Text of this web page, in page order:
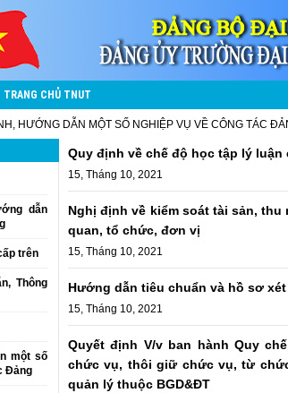
TRANG CHỦ TNUT
HƯỚNG DẪN MỘT SỐ NGHIỆP VỤ VỀ CÔNG TÁC
dẫn
trên
Thông
một số
Đảng
Quy định về chế độ học tập lý
15, Tháng 10, 2021
Nghị định về kiểm soát tài sản,
quan, tổ chức, đơn vị
15, Tháng 10, 2021
Hướng dẫn tiêu chuẩn và hồ sơ
15, Tháng 10, 2021
Quyết định V/v ban hành Quy
chức vụ, thôi giữ chức vụ, từ
quản lý thuộc BGD&ĐT